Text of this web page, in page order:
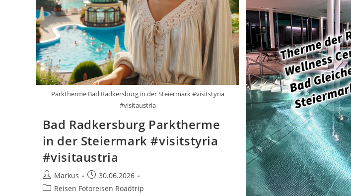
Parktherme Bad Radkersburg in der Steiermark #visitstyria
#visitaustria
Bad Radkersburg Parktherme
in der Steiermark #visitstyria
#visitaustria
Beitrags-
Autor:
Markus
Beitrag
veröffentlicht:
30.06.2026
Beitrags-
Reisen Fotoreisen Roadtrip